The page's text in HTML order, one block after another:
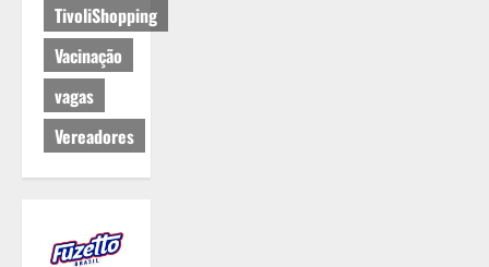
TivoliShopping
Vacinação
vagas
Vereadores